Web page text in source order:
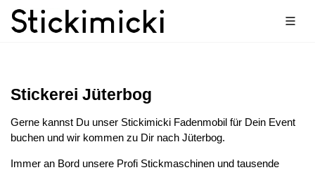
Stickerei Jüterbog
Gerne kannst Du unser Stickimicki Fadenmobil für Dein Event
buchen und wir kommen zu Dir nach Jüterbog.
Immer an Bord unsere Profi Stickmaschinen und tausende